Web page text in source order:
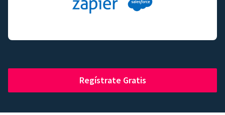
Regístrate Gratis